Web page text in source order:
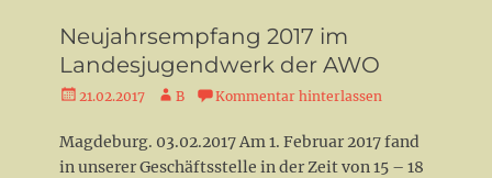
Neujahrsempfang 2017 im
Landesjugendwerk der AWO
Veröffentlicht
21.02.2017 Autor
B Kommentar hinterlassen
Magdeburg. 03.02.2017 Am 1. Februar 2017 fand
in unserer Geschäftsstelle in der Zeit von 15 – 18